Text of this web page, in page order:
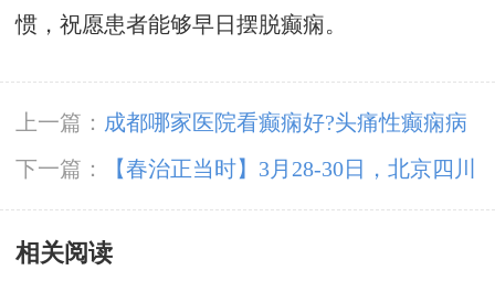
惯，祝愿患者能够早日摆脱癫痫。
上一篇： 成都哪家医院看癫痫好?头痛性癫痫病
发作有什么症状?
下一篇：
【春治正当时】‌3月28-30日，北京四川
专家免费会诊，助力癫痫患者抓住春季治疗黄金
期
相关阅读